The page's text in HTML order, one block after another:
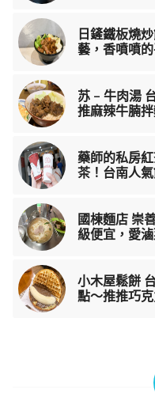
日鏟鐵板燒
藝，香噴噴
苏 – 牛肉湯
推麻辣牛腩拌
藥師的私房
茶！台南人氣
國棟麵店 崇
級便宜，愛
小木屋鬆餅
點～推推巧